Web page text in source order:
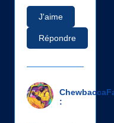
J'aime
Répondre
: